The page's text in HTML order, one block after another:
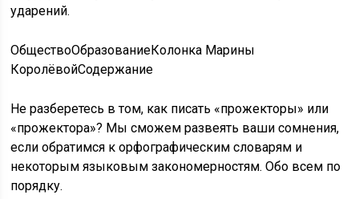
ударений.
ОбществоОбразованиеКолонка Марины
КоролёвойСодержание
Не разберетесь в том, как писать «прожекторы» или
«прожектора»? Мы сможем развеять ваши сомнения,
если обратимся к орфографическим словарям и
некоторым языковым закономерностям. Обо всем по
порядку.